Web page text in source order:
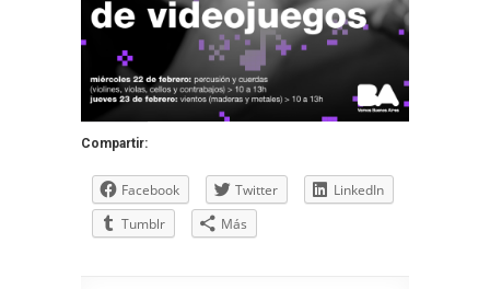
Compartir:
Facebook Twitter
LinkedIn
Tumblr
Más